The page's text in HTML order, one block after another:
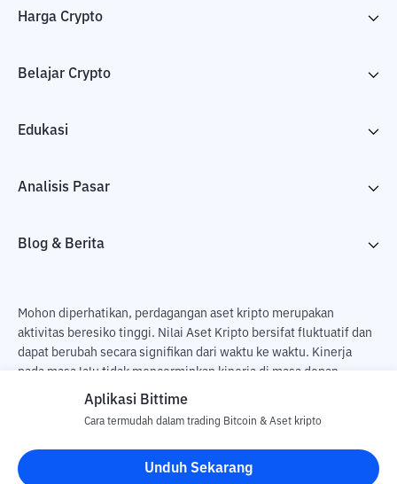
Harga Crypto
Belajar Crypto
Edukasi
Analisis Pasar
Blog & Berita
Mohon diperhatikan, perdagangan aset kripto merupakan
aktivitas beresiko tinggi. Nilai Aset Kripto bersifat fluktuatif dan
dapat berubah secara signifikan dari waktu ke waktu. Kinerja
pada masa lalu tidak mencerminkan kinerja di masa depan.
Terdapat risiko kehilangan sebagai dampak dari membeli dan
pengguna. PT Utama Aset Digital Indonesia (Bittime) tidak
bertanggung jawab atas perubahan fluktuasi dari nilai tukar Aset
Kripto.
Aplikasi Bittime
Cara termudah dalam trading Bitcoin & Aset kripto
Unduh Sekarang